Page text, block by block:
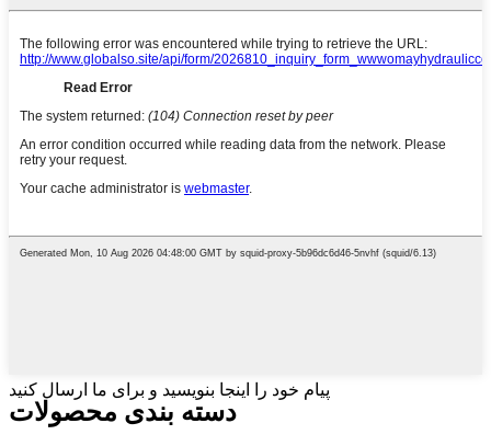
پیام خود را اینجا بنویسید و برای ما ارسال کنید
دسته بندی محصولات